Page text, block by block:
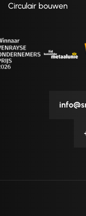
Circulair bouwen